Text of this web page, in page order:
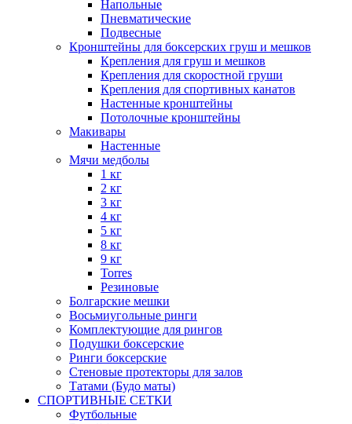
Напольные
Пневматические
Подвесные
Кронштейны для боксерских груш и мешков
Крепления для груш и мешков
Крепления для скоростной груши
Крепления для спортивных канатов
Настенные кронштейны
Потолочные кронштейны
Макивары
Настенные
Мячи медболы
1 кг
2 кг
3 кг
4 кг
5 кг
8 кг
9 кг
Torres
Резиновые
Болгарские мешки
Восьмиугольные ринги
Комплектующие для рингов
Подушки боксерские
Ринги боксерские
Стеновые протекторы для залов
Татами (Будо маты)
СПОРТИВНЫЕ СЕТКИ
Футбольные